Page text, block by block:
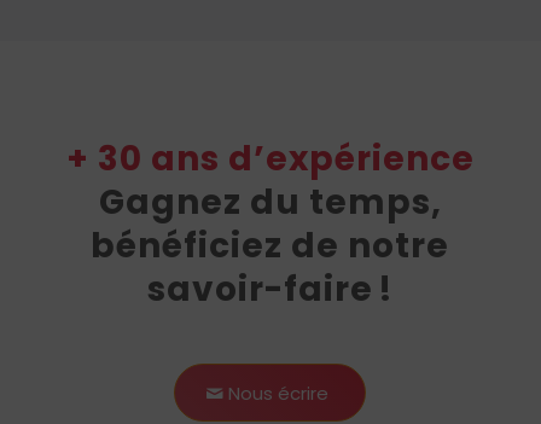
+ 30 ans d’expérience
Gagnez du temps,
bénéficiez de notre
savoir-faire !
Nous écrire